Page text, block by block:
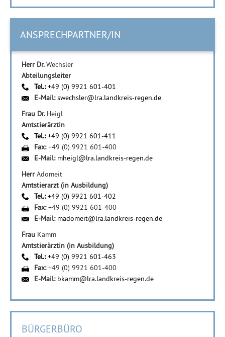
ANSPRECHPARTNER/IN
Herr Dr.Wechsler
Abteilungsleiter
Tel.:+49 (0) 9921 601-401
E-Mail:swechsler@lra.landkreis-regen.de
Frau Dr. Heigl
Amtstierärztin
Tel.:+49 (0) 9921 601-411
Fax:+49 (0) 9921 601-400
E-Mail: mheigl@lra.landkreis-regen.de
Herr Adomeit
Amtstierarzt (in Ausbildung)
Tel.:+49 (0) 9921 601-402
Fax:+49 (0) 9921 601-400
E-Mail: madomeit@lra.landkreis-regen.de
Frau Kamm
Amtstierärztin (in Ausbildung)
Tel.:+49 (0) 9921 601-463
Fax:+49 (0) 9921 601-400
E-Mail: bkamm@lra.landkreis-regen.de
BÜRGERBÜRO